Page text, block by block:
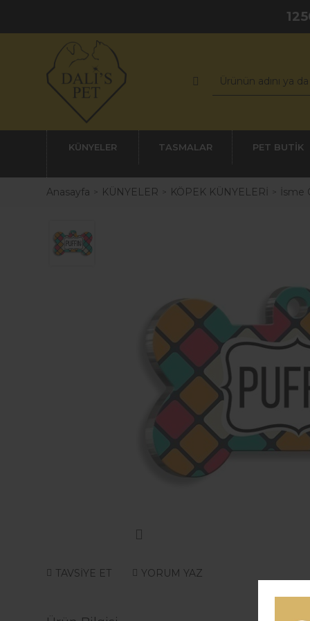
KÜNYELER TASMALAR PET BUTİK
Anasayfa KÜNYELER KÖPEK KÜNYELERİ İsme
TAVSİYE ET YORUM YAZ